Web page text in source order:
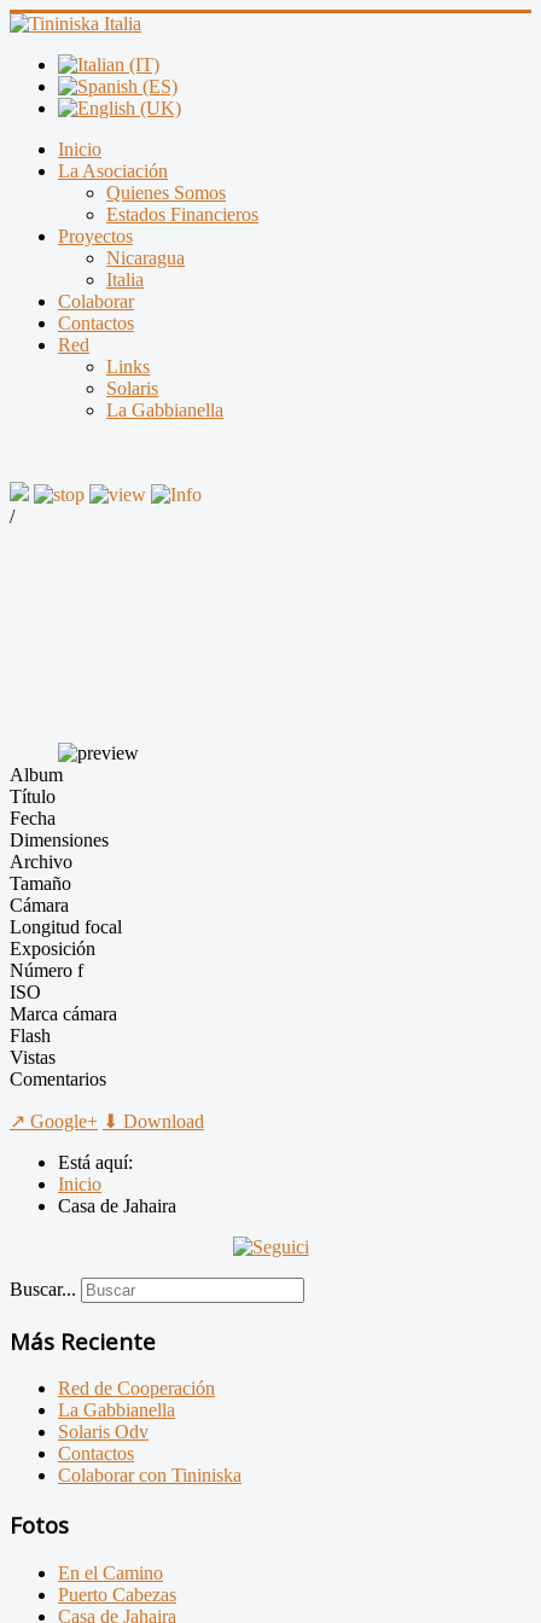
Inicio
La Asociación
Quienes Somos
Estados Financieros
Proyectos
Nicaragua
Italia
Colaborar
Contactos
Red
Links
Solaris
La Gabbianella
/
Album
Título
Fecha
Dimensiones
Archivo
Tamaño
Cámara
Longitud focal
Exposición
Número f
ISO
Marca cámara
Flash
Vistas
Comentarios
↗ Google+ ⬇ Download
Está aquí:
Inicio
Casa de Jahaira
Buscar...
Más Reciente
Red de Cooperación
La Gabbianella
Solaris Odv
Contactos
Colaborar con Tininiska
Fotos
En el Camino
Puerto Cabezas
Casa de Jahaira